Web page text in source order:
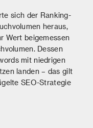
sich der Ranking-
heraus,
Wert beigemessen
Dessen
mit niedrigen
landen – das gilt
SEO-Strategie